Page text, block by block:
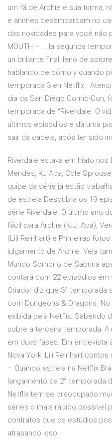
um fã de Archie e sua turma,
e animes desembarcam no
das novidades para você não
MOUTH – … la segunda
un brillante final lleno de
hablando de cómo y cuándo
temporada 3 en Netflix..
dia da San Diego Comic-Con,
temporada de “Riverdale. O
últimos episódios e dá uma
sair da cadeia, após ter sido
Riverdale estava em hiato nos
Mendes, KJ Apa, Cole
quipe da série já estão
de estreia Descubra os 19
série Riverdale. O último ano
fácil para Archie (K.J. Apa),
(Lili Reinhart) e Primeiras
julgamento de Archie. Veja
Mundo Sombrio de Sabrina
contará com 22 episódios em
Criador diz que 3ª temporada
com Dungeons & Dragons.
exibida pela Netflix. Sabendo
sobre a terceira temporada:
em duas fases. Em entrevista
Nova York, Lili Reinhart
– Quando estreia na Netflix
lançamento da 2° temporada
Netflix tem se preocupado
séries o mais rápido possível
contratos que os estúdios
atrasando isso.